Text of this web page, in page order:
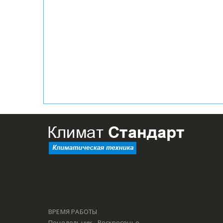
ВРЕМЯ РАБОТЫ